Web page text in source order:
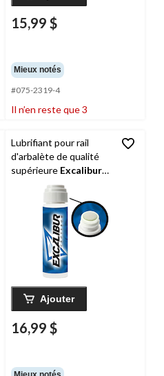
15,99 $
Mieux notés
#075-2319-4
Il n’en reste que 3
Lubrifiant pour rail
d'arbalète de qualité
supérieure Excalibur
X-Slick, huile inodore
Ajouter
16,99 $